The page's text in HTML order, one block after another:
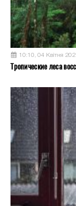
10:10, 04 Квітня
Тропические леса